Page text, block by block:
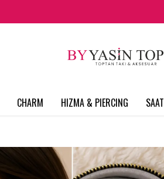
CHARM HIZMA & PIERCING SAAT